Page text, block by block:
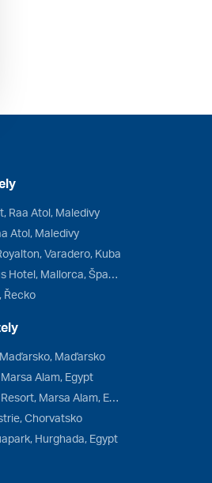
Raa Atol, Maledivy
Atol, Maledivy
Varadero, Kuba
Iberostar Grand Portals Nous Hotel, Mallorca, Španělsko
Řecko
Maďarsko
Alam, Egypt
Dream Lagoon & Aqua Park Resort, Marsa Alam, Egypt
Chorvatsko
Hurghada, Egypt